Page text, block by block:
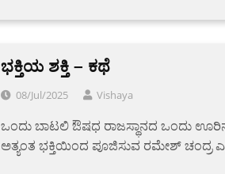
ಭಕ್ತಿಯ ಶಕ್ತಿ – ಕಥೆ
08/Jul/2025 Vishaya
ಒಂದು ಬಾಟಲಿ ಔಷಧ ರಾಜಸ್ಥಾನದ ಒಂದು
ಅತ್ಯಂತ ಭಕ್ತಿಯಿಂದ ಪೂಜಿಸುವ ರಮೇಶ್ ಚಂದ್ರ